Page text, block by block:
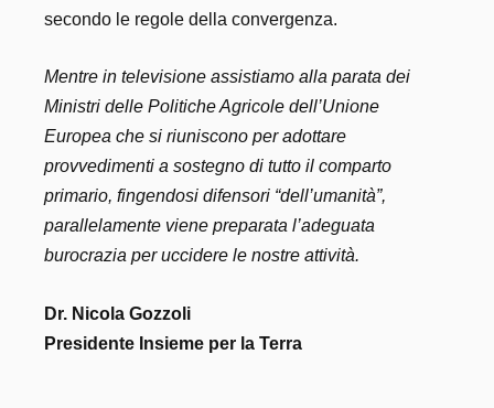
secondo le regole della convergenza.
Mentre in televisione assistiamo alla parata dei
Ministri delle Politiche Agricole dell’Unione
Europea che si riuniscono per adottare
provvedimenti a sostegno di tutto il comparto
primario, fingendosi difensori “dell’umanità”,
parallelamente viene preparata l’adeguata
burocrazia per uccidere le nostre attività.
Dr. Nicola Gozzoli
Presidente Insieme per la Terra